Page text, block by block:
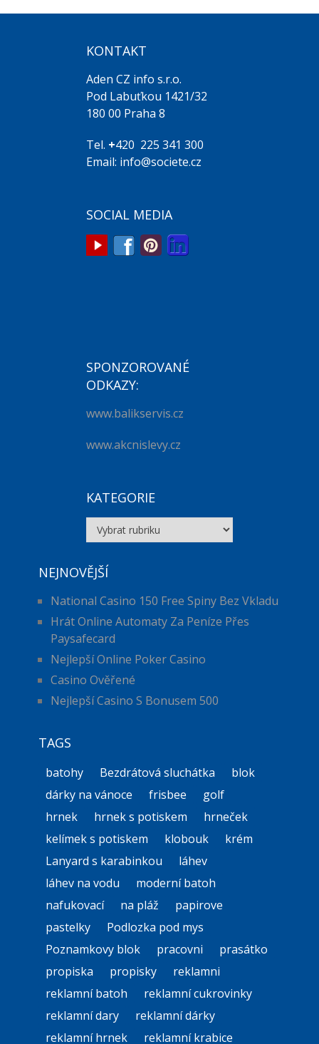
KONTAKT
Aden CZ info s.r.o.
Pod Labuťkou 1421/32
180 00 Praha 8
Tel. +420 225 341 300
Email: info@societe.cz
SOCIAL MEDIA
SPONZOROVANÉ
ODKAZY:
www.balikservis.cz
www.akcnislevy.cz
KATEGORIE
Kategorie
NEJNOVĚJŠÍ
National Casino 150 Free Spiny Bez Vkladu
Hrát Online Automaty Za Peníze Přes
Paysafecard
Nejlepší Online Poker Casino
Casino Ověřené
Nejlepší Casino S Bonusem 500
TAGS
batohy Bezdrátová sluchátka
blok
dárky na vánoce
frisbee
golf
hrnek
hrnek s potiskem
hrneček
kelímek s potiskem
klobouk
krém
Lanyard s karabinkou
láhev
láhev na vodu
moderní batoh
nafukovací
na pláž
papirove
pastelky
Podlozka pod mys
Poznamkovy blok
pracovni
prasátko
propiska
propisky
reklamni
reklamní batoh
reklamní cukrovinky
reklamní dary
reklamní dárky
reklamní hrnek
reklamní krabice